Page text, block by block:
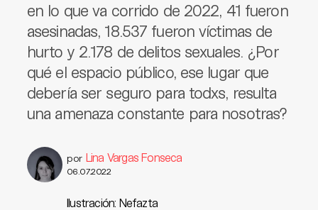
en lo que va corrido de 2022, 41 fueron
asesinadas, 18.537 fueron víctimas de
hurto y 2.178 de delitos sexuales. ¿Por
qué el espacio público, ese lugar que
debería ser seguro para todxs, resulta
una amenaza constante para nosotras?
por Lina Vargas Fonseca
06.07.2022
Ilustración: Nefazta